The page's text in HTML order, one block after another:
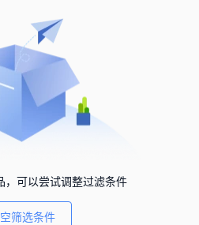
，可以尝试调整过滤条件
筛选条件